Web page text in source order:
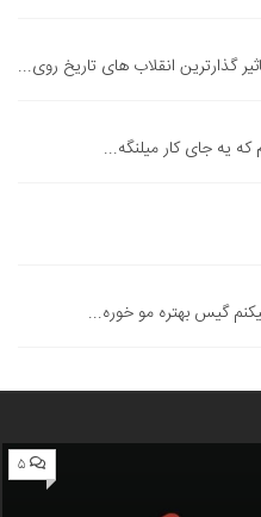
گذارترین انقلاب های تاریخ روی...
یه جای کار میلنگه...
گیس بهتره مو خوره...
۵